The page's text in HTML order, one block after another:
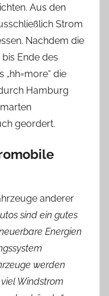
Aus den
Strom
Nachdem die
Ende des
„hh=more“ die
Hamburg
geordert.
anderer
sind ein gutes
Energien
werden
Windstrom